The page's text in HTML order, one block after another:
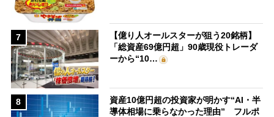
7
【億り人オールスターが狙う20銘柄】
「総資産69億円超」90歳現役トレーダ
ーから“10…
8
資産10億円超の投資家が明かす“AI・半
導体相場に乗らなかった理由” フルポ